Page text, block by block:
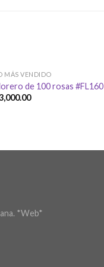
MÁS VENDIDO
de 100 rosas #FL160
*Web*